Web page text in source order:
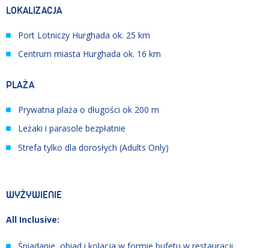
LOKALIZACJA
Port Lotniczy Hurghada ok. 25 km
Centrum miasta Hurghada ok. 16 km
PLAŻA
Prywatna plaża o długości ok 200 m
Leżaki i parasole bezpłatnie
Strefa tylko dla dorosłych (Adults Only)
WYŻYWIENIE
All Inclusive:
Śniadanie, obiad i kolacja w formie bufetu w restauracji